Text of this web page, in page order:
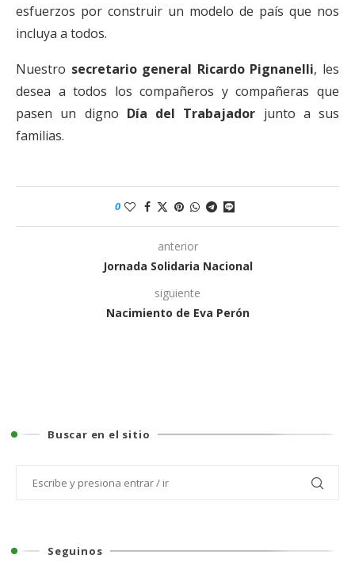
esfuerzos por construir un modelo de país que nos
incluya a todos.
Nuestro secretario general Ricardo Pignanelli, les
desea a todos los compañeros y compañeras que
pasen un digno Día del Trabajador junto a sus
familias.
0
anterior
Jornada Solidaria Nacional
siguiente
Nacimiento de Eva Perón
Buscar en el sitio
Seguinos